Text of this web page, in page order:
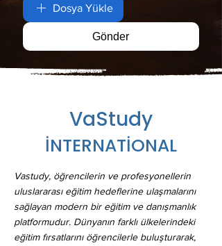
Dosya Yükle
Gönder
VaStudy
İNTERNATİONAL
Vastudy, öğrencilerin ve profesyonellerin
uluslararası eğitim hedeflerine ulaşmalarını
sağlayan modern bir eğitim ve danışmanlık
platformudur. Dünyanın farklı ülkelerindeki
eğitim fırsatlarını öğrencilerle buluşturarak,